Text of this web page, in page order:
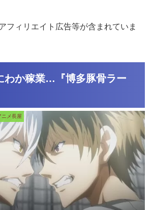
フィリエイト広告等が含まれていま
わか稼業…『博多豚骨ラー
ニメ長屋